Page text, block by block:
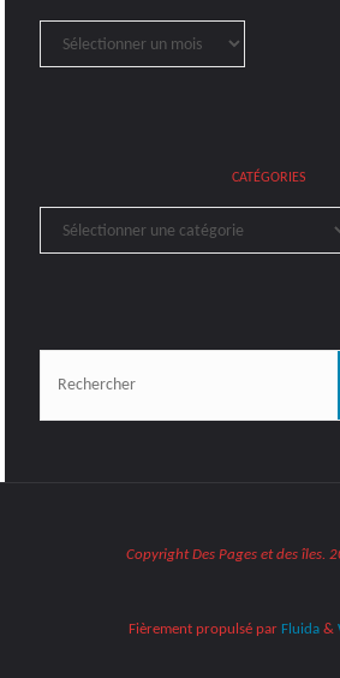
Archives
CATÉGORIES
Catégories
Copyright Des Pages et des îles.
Fièrement propulsé parFluida&